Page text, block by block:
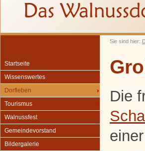
Sie sind hier:
Startseite
Wissenswertes
Dorfleben
Tourismus
Walnussfest
Gemeindevorstand
Bildergalerie
Die